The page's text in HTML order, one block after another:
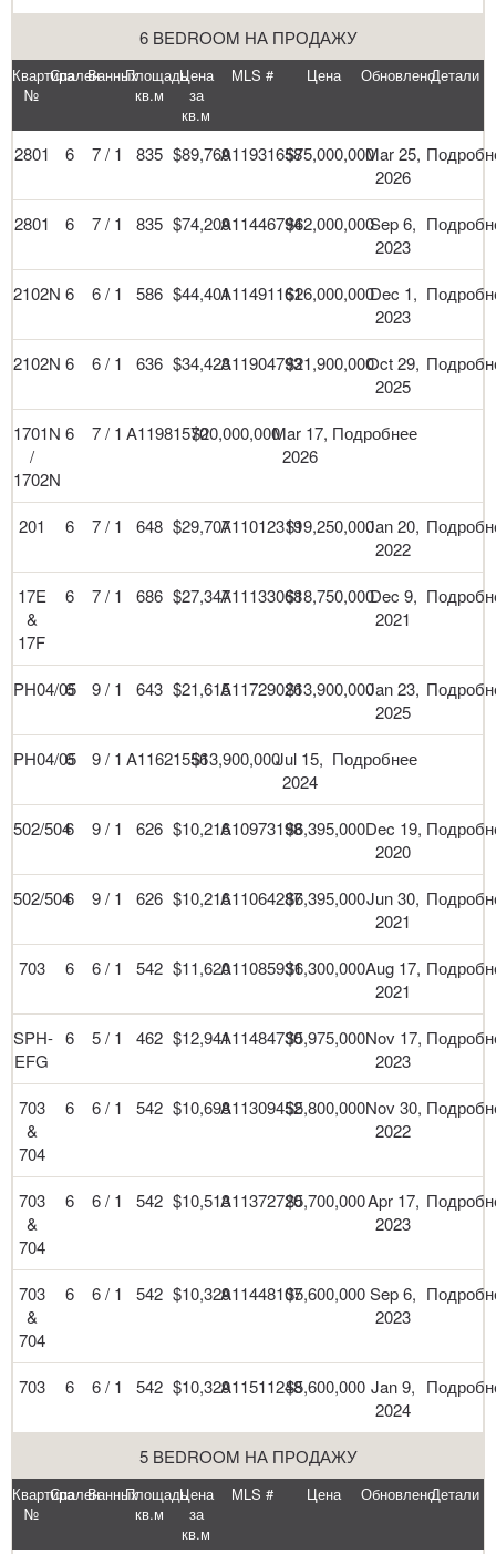
6 BEDROOM НА ПРОДАЖУ
Квартира
№
СпаленВанныхПлощадь
кв.м
Цена
за
кв.м
MLS # Цена ОбновленоДетали
2801 6 7 / 1 835 $89,769A11931658$75,000,000Mar 25,
2026
2801 6 7 / 1 835 $74,209A11446794$62,000,000Sep 6,
2023
2102N 6 6 / 1 586 $44,401A11491161$26,000,000Dec 1,
2023
2102N 6 6 / 1 636 $34,423A11904793$21,900,000Oct 29,
2025
1701N
/
1702N
6 7 / 1 A11981570$20,000,000Mar 17,
2026
Подробнее
201 6 7 / 1 648 $29,707A11012319$19,250,000Jan 20,
2022
17E
&
17F
6 7 / 1 686 $27,347A11133068$18,750,000Dec 9,
2021
PH04/05
6 9 / 1 643 $21,615A11729026$13,900,000Jan 23,
2025
PH04/05
6 9 / 1 A11621556$13,900,000Jul 15,
2024
Подробнее
502/5046 9 / 1 626 $10,216A10973198$6,395,000Dec 19,
2020
502/5046 9 / 1 626 $10,216A11064287$6,395,000Jun 30,
2021
703 6 6 / 1 542 $11,620A11085931$6,300,000Aug 17,
2021
SPH-
EFG
6 5 / 1 462 $12,941A11484730$5,975,000Nov 17,
2023
703
&
704
6 6 / 1 542 $10,698A11309452$5,800,000Nov 30,
2022
703
&
704
6 6 / 1 542 $10,513A11372720$5,700,000Apr 17,
2023
703
&
704
6 6 / 1 542 $10,329A11448107$5,600,000 Sep 6,
2023
703 6 6 / 1 542 $10,329A11511248$5,600,000 Jan 9,
2024
5 BEDROOM НА ПРОДАЖУ
Квартира
№
СпаленВанныхПлощадь
кв.м
Цена
за
кв.м
MLS # Цена ОбновленоДетали